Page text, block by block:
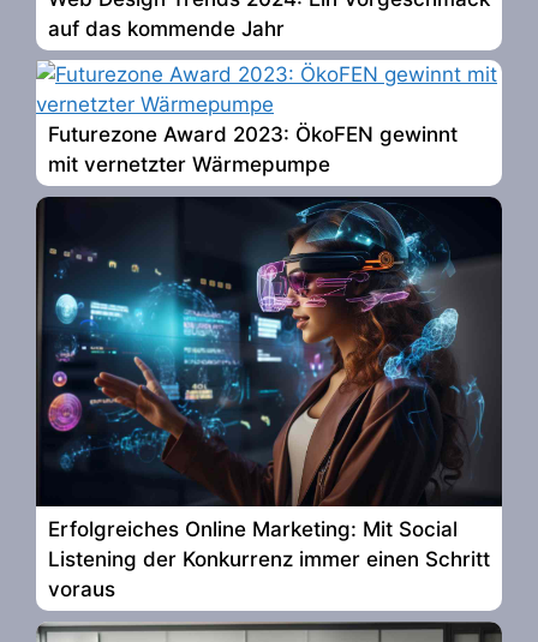
auf das kommende Jahr
Futurezone Award 2023: ÖkoFEN gewinnt
mit vernetzter Wärmepumpe
Erfolgreiches Online Marketing: Mit Social
Listening der Konkurrenz immer einen Schritt
voraus